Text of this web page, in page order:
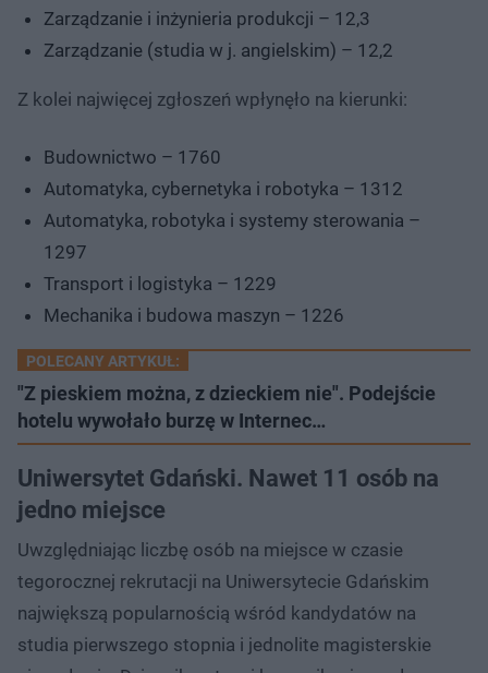
Zarządzanie i inżynieria produkcji – 12,3
Zarządzanie (studia w j. angielskim) – 12,2
Z kolei najwięcej zgłoszeń wpłynęło na kierunki:
Budownictwo – 1760
Automatyka, cybernetyka i robotyka – 1312
Automatyka, robotyka i systemy sterowania –
1297
Transport i logistyka – 1229
Mechanika i budowa maszyn – 1226
POLECANY ARTYKUŁ:
"Z pieskiem można, z dzieckiem nie". Podejście
hotelu wywołało burzę w Internec…
Uniwersytet Gdański. Nawet 11 osób na
jedno miejsce
Uwzględniając liczbę osób na miejsce w czasie
tegorocznej rekrutacji na Uniwersytecie Gdańskim
największą popularnością wśród kandydatów na
studia pierwszego stopnia i jednolite magisterskie